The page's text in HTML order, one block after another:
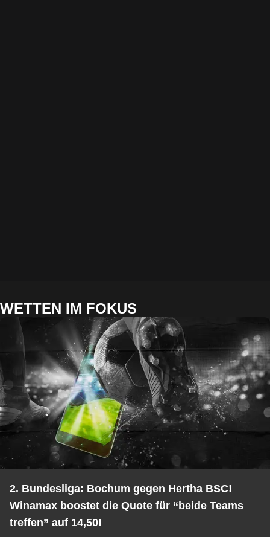
WETTEN IM FOKUS
2. Bundesliga: Bochum gegen Hertha BSC!
Winamax boostet die Quote für “beide Teams
treffen” auf 14,50!